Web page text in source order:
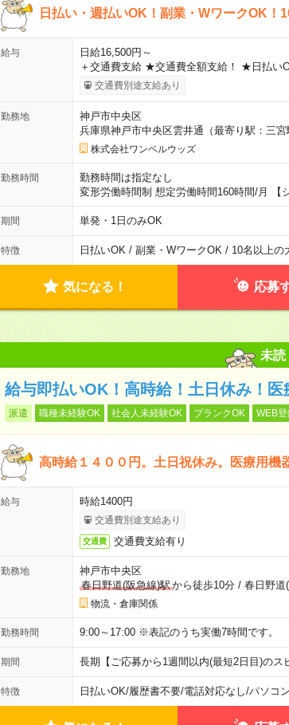
日払い・週払いOK！副業・WワークOK！
給与
日給16,500円～
＋交通費支給 ★交通費全額支給！ ★日払い
交通費別途支給あり
勤務地
神戸市中央区
兵庫県神戸市中央区雲井通（最寄り駅：三宮
株式会社ワンベルウッズ
勤務時間
勤務時間は指定なし
変形労働時間制 想定労働時間160時間/月 【
期間 単発・1日のみOK
特徴 日払いOK / 副業・WワークOK / 10名以上の
気になる！ 応募
未読
給与即払いOK！高時給！土日休み！
派遣 職種未経験OK 社会人未経験OK ブランクOK WEB
高時給１４００円。土日祝休み。医療用機
給与 時給1400円
交通費別途支給あり
交通費 交通費支給有り
勤務地
神戸市中央区
春日野道(阪急線)駅から徒歩10分/ 春日野道
物流・倉庫関係
勤務時間 9:00～17:00 ※表記のうち実働7時間です。
期間 長期【ご応募から1週間以内(最短2日目)のス
特徴 日払いOK/履歴書不要/電話対応なし/パソコ